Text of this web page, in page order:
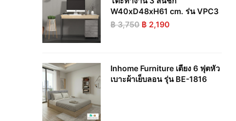
W40xD48xH61 cm. ร่น VPC3
฿3,750 Original
฿ 2,190
Inhome Furniture เตียง 6 ฟุตหัว
เบาะผ้าเย็บลอน รุ่น BE-1816